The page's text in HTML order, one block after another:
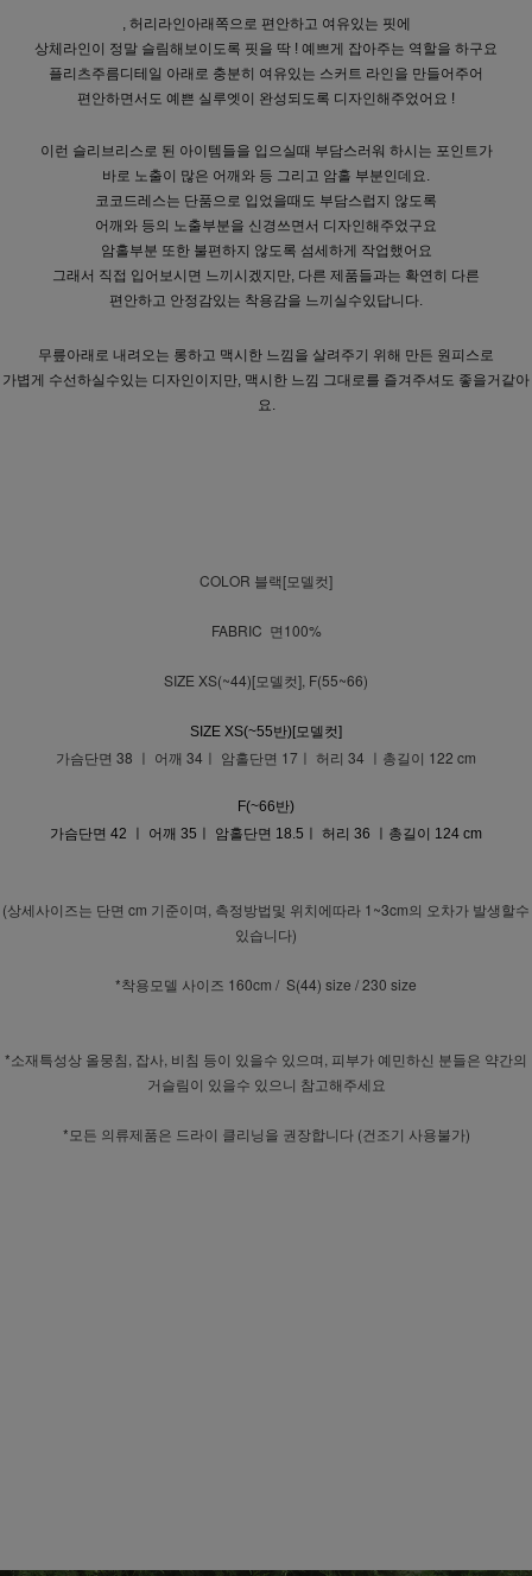
, 허리라인아래쪽으로 편안하고 여유있는 핏에
상체라인이 정말 슬림해보이도록 핏을 딱 ! 예쁘게 잡아주는 역할을 하구요
플리츠주름디테일 아래로 충분히 여유있는 스커트 라인을 만들어주어
편안하면서도 예쁜 실루엣이 완성되도록 디자인해주었어요 !
이런 슬리브리스로 된 아이템들을 입으실때 부담스러워 하시는 포인트가
바로 노출이 많은 어깨와 등 그리고 암홀 부분인데요.
코코드레스는 단품으로 입었을때도 부담스럽지 않도록
어깨와 등의 노출부분을 신경쓰면서 디자인해주었구요
암홀부분 또한 불편하지 않도록 섬세하게 작업했어요
그래서 직접 입어보시면 느끼시겠지만, 다른 제품들과는 확연히 다른
편안하고 안정감있는 착용감을 느끼실수있답니다.
무릎아래로 내려오는 롱하고 맥시한 느낌을 살려주기 위해 만든 원피스로
가볍게 수선하실수있는 디자인이지만, 맥시한 느낌 그대로를 즐겨주셔도 좋을거같아
요.
COLOR 블랙[모델컷]
FABRIC 면100%
SIZE XS(~44)[모델컷], F(55~66)
SIZE XS(~55반)[모델컷]
가슴단면 38 ㅣ 어깨 34ㅣ 암홀단면 17ㅣ 허리 34 ㅣ총길이 122 cm
F(~66반)
가슴단면 42 ㅣ 어깨 35ㅣ 암홀단면 18.5ㅣ 허리 36 ㅣ총길이 124 cm
(상세사이즈는 단면 cm 기준이며, 측정방법및 위치에따라 1~3cm의 오차가 발생할수
있습니다)
*착용모델 사이즈 160cm / S(44) size / 230 size
*소재특성상 올뭉침, 잡사, 비침 등이 있을수 있으며, 피부가 예민하신 분들은 약간의
거슬림이 있을수 있으니 참고해주세요
*모든 의류제품은 드라이 클리닝을 권장합니다 (건조기 사용불가)